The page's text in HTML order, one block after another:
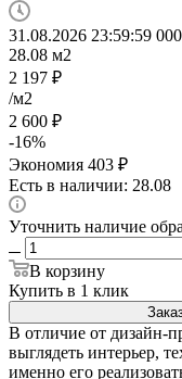
31.08.2026 23:59:59 000
28.08 м2
2 197 ₽
/м2
2 600 ₽
-16%
Экономия 403 ₽
Есть в наличии: 28.08
Уточнить наличие
В корзину
Купить в 1 клик
В отличие от дизайн-
выглядеть интерьер,
именно его